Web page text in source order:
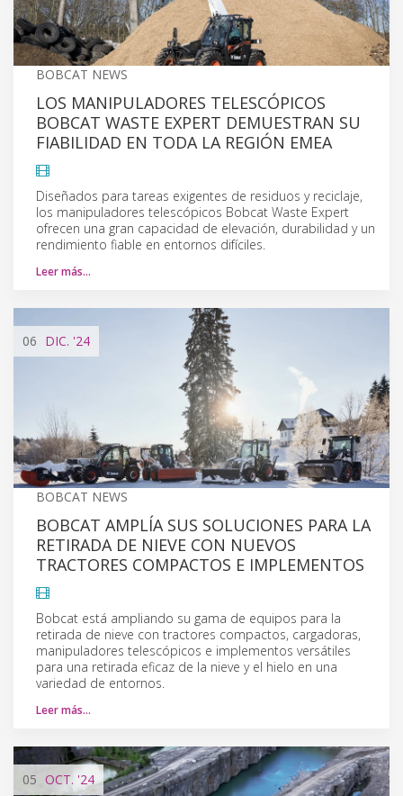
BOBCAT NEWS
LOS MANIPULADORES TELESCÓPICOS
BOBCAT WASTE EXPERT DEMUESTRAN SU
FIABILIDAD EN TODA LA REGIÓN EMEA
Diseñados para tareas exigentes de residuos y reciclaje,
los manipuladores telescópicos Bobcat Waste Expert
ofrecen una gran capacidad de elevación, durabilidad y un
rendimiento fiable en entornos difíciles.
Leer más…
06 DIC. '24
BOBCAT NEWS
BOBCAT AMPLÍA SUS SOLUCIONES PARA LA
RETIRADA DE NIEVE CON NUEVOS
TRACTORES COMPACTOS E IMPLEMENTOS
Bobcat está ampliando su gama de equipos para la
retirada de nieve con tractores compactos, cargadoras,
manipuladores telescópicos e implementos versátiles
para una retirada eficaz de la nieve y el hielo en una
variedad de entornos.
Leer más…
05 OCT. '24